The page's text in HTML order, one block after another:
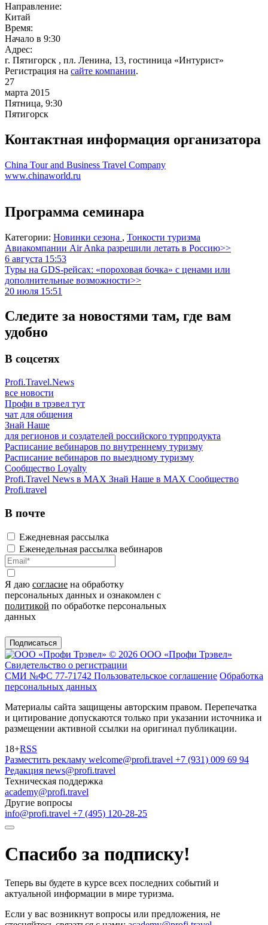
Направление:
Китай
Время:
Начало в 9:30
Адрес:
г. Пятигорск , пл. Ленина, 13, гостиница «Интурист»
Регистрация на сайте компании.
27
марта 2015
Пятница, 9:30
Пятигорск
Контактная информация организатора
China Tour and Business Travel Company
www.chinaworld.ru
Программа семинара
Категории: Новинки сезона , Тонкости туризма
Авиакомпании Air Anka разрешили летать в Россию>>
6 августа 15:53
Туры на GDS-рейсах: «пороховая бочка» с ценами или
дополнительные возможности>>
20 июля 15:51
Следите за новостями там, где вам
удобно
В соцсетях
Profi.Travel.News
все новости
Профи в трэвел тут
чат для общения
Знай Наше
для регионов и создателей российского турпродукта
Расписание вебинаров по внутреннему туризму
Расписание вебинаров по выездному туризму
Сообщество Loyalty
Profi.Travel News в MAX Знай Наше в MAX Сообщество
Profi.travel
В почте
Ежедневная рассылка
Еженедельная рассылка вебинаров
Я даю согласие на обработку
персональных данных и ознакомлен с
политикой по обработке персональных
данных
Подписаться
© 2026 ООО «Профи Трэвeл»
Свидетельство о регистрации
СМИ №ФС 77-71742 Пользовательское соглашение Обработка
персональных данных
Материалы сайта защищены авторским правом. Перепечатка
и цитирование допускаются только при указании источника и
размещении активной ссылки на оригинал публикации.
18+RSS
Разместить рекламу welcome@profi.travel +7 (931) 009 69 94
Редакция news@profi.travel
Техническая поддержка
academy@profi.travel
Другие вопросы
info@profi.travel +7 (495) 120-28-25
Спасибо за подписку!
Теперь вы будете в курсе всех последних событий и
актуальной информации в мире туризма.
Если у вас возникнут вопросы или предложения, не